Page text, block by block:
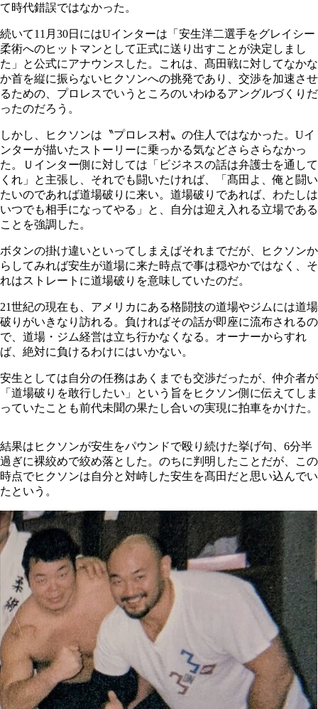
て時代錯誤ではなかった。
続いて11月30日にはUインターは「安生洋二選手をグレイシー
柔術へのヒットマンとして正式に送り出すことが決定しまし
た」と公式にアナウンスした。これは、髙田戦に対してなかな
か首を縦に振らないヒクソンへの挑発であり、交渉を加速させ
るための、プロレスでいうところのいわゆるアングルづくりだ
ったのだろう。
しかし、ヒクソンは〝プロレス村〟の住人ではなかった。Uイ
ンターが描いたストーリーに乗っかる気などさらさらなかっ
た。Ｕインター側に対しては「ビジネスの話は弁護士を通して
くれ」と主張し、それでも闘いたければ、「髙田よ、俺と闘い
たいのであれば道場破りに来い。道場破りであれば、わたしは
いつでも相手になってやる」と、自分は迎え入れる立場である
ことを強調した。
ボタンの掛け違いといってしまえばそれまでだが、ヒクソンか
らしてみれば安生が道場に来た時点で事は穏やかではなく、そ
れはストレートに道場破りを意味していたのだ。
21世紀の現在も、アメリカにある格闘技の道場やジムには道場
破りがいきなり訪れる。負ければその話が即座に流布されるの
で、道場・ジム経営は立ち行かなくなる。オーナーからすれ
ば、絶対に負けるわけにはいかない。
安生としては自分の任務はあくまでも交渉だったが、仲介者が
「道場破りを敢行したい」という旨をヒクソン側に伝えてしま
っていたことも前代未聞の果たし合いの実現に拍車をかけた。
結果はヒクソンが安生をパウンドで殴り続けた挙げ句、6分半
過ぎに裸絞めで絞め落とした。のちに判明したことだが、この
時点でヒクソンは自分と対峙した安生を髙田だと思い込んでい
たという。